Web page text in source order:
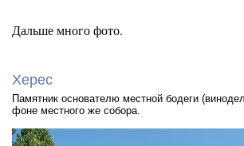
Дальше много фото.
Херес
Памятник основателю местной бодеги
фоне местного же собора.